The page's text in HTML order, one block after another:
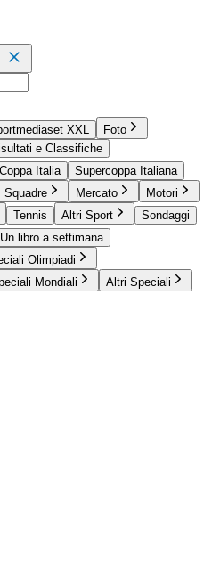
XXL
Foto
e Classifiche
Coppa Italia
Supercoppa Italiana
Squadre Mercato
Motori
Tennis Altri Sport
Sondaggi
Un libro a settimana
Olimpiadi
Mondiali Altri Speciali